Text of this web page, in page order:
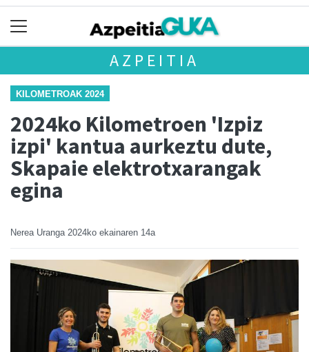
AZPEITIA
KILOMETROAK 2024
2024ko Kilometroen 'Izpiz
izpi' kantua aurkeztu dute,
Skapaie elektrotxarangak
egina
Nerea Uranga 2024ko ekainaren 14a